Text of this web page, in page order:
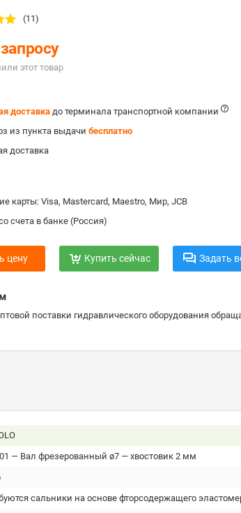
(11)
этот товар
доставка до терминала транспортной компании
из пункта выдачибесплатно
доставка
карты: Visa, Mastercard, Maestro, Мир, JCB
счета в банке (Россия)
цену Купить сейчас Задать
поставки гидравлического оборудования
— Вал фрезерованный ø7 — хвостовик 2 мм
сальники на основе фторсодержащего